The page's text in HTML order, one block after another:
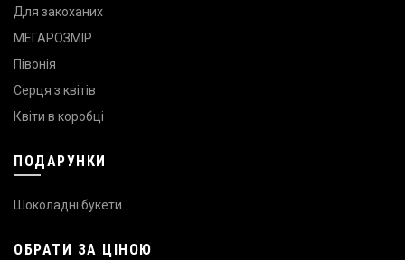
Для закоханих
МЕГАРОЗМІР
Півонія
Серця з квітів
Квіти в коробці
ПОДАРУНКИ
Шоколадні букети
ОБРАТИ ЗА ЦІНОЮ